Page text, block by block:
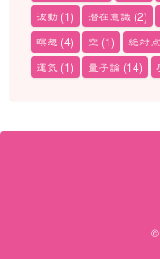
波動(1) 潜在意識 (2)
瞑想 (4) 空 (1) 絶対点
運気 (1) 量子論(14)
©